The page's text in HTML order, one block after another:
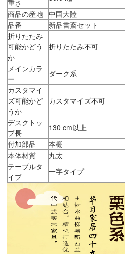
重さ
商品の産地 中国大陸
品番
新品書斎セット
折りたたみ
可能かどう
か
折りたたみ不可
メインカラ
ー
ダーク系
カスタマイ
ズ可能かど
うか
カスタマイズ不可
デスクトッ
プ長
130 cm以上
付加部品
本棚
本体材質
丸太
テーブルタ
イプ
一字タイプ